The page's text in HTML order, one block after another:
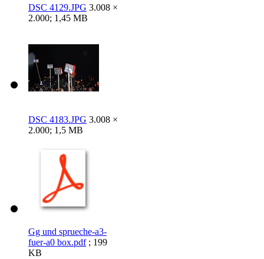
DSC 4129.JPG 3.008 ×
2.000; 1,45 MB
DSC 4183.JPG 3.008 ×
2.000; 1,5 MB
Gg und sprueche-a3-
fuer-a0 box.pdf; 199
KB